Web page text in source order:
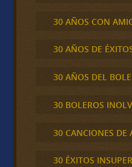
30 AÑOS CON
30 AÑOS DE
30 AÑOS DEL
30 BOLEROS
30 CANCIONES DE
30 ÉXITOS